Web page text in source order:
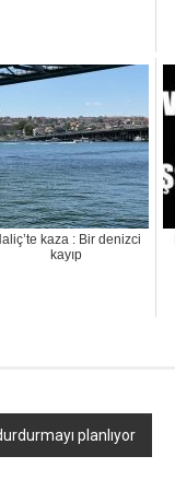
kaza : Bir denizci
kayıp
planlıyor